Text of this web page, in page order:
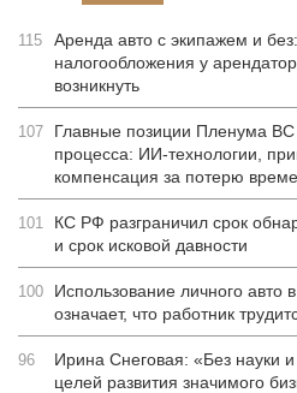
115
Аренда авто с экипажем и
налогообложения у
возникнуть
107
Главные позиции Пленума
процесса: ИИ-технологии,
компенсация за потерю
101
КС РФ разграничил срок
и срок исковой давности
100
Использование личного авто
означает, что работник
96
Ирина Снеговая: «Без науки
целей развития значимого